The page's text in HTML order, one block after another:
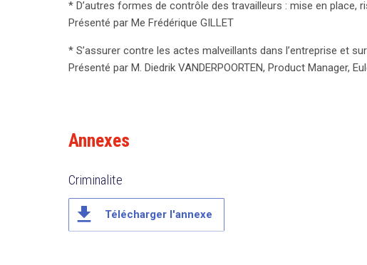
formes de contrôle, comme l’a expliqué Me Frédérique
des sanctions potentielles liées à leur mise en œuvre. Enfin,
l’importance de se protéger contre les actes malveillants,
soulignant que la prévention est la clé pour assurer la
* D’autres formes de contrôle des travailleurs : mise en place,
Présenté par Me Frédérique GILLET
* S’assurer contre les actes malveillants dans l’entreprise et
Présenté par M. Diedrik VANDERPOORTEN, Product Manager,
Annexes
Criminalite
file_download Télécharger l'annexe